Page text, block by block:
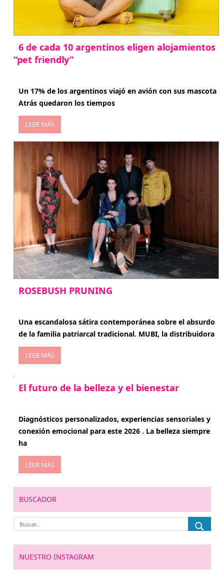
6 de cada 10 argentinos eligen alojamientos
“pet friendly”
Un 17% de los argentinos viajó en avión con sus mascota
Atrás quedaron los tiempos
LEER MÁS
ROSEBUSH PRUNING
Una escandalosa sátira contemporánea sobre el absurdo
de la familia patriarcal tradicional. MUBI, la distribuidora
LEER MÁS
El futuro de la belleza y el bienestar
Diagnósticos personalizados, experiencias sensoriales y
conexión emocional para este 2026 . La belleza siempre
ha
LEER MÁS
BUSCADOR
NUESTRO INSTAGRAM